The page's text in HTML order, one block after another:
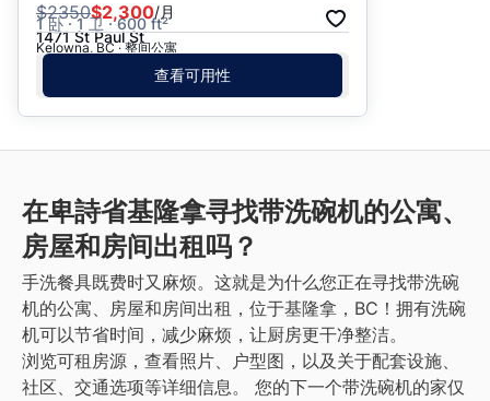
$2350$2,300/月
1 卧 · 1 卫 · 600 ft²
1471 St Paul St
Kelowna, BC · 整间公寓
查看可用性
在卑詩省基隆拿寻找带洗碗机的公寓、
房屋和房间出租吗？
手洗餐具既费时又麻烦。这就是为什么您正在寻找带洗碗
机的公寓、房屋和房间出租，位于基隆拿，BC！拥有洗碗
机可以节省时间，减少麻烦，让厨房更干净整洁。
浏览可租房源，查看照片、户型图，以及关于配套设施、
社区、交通选项等详细信息。
您的下一个带洗碗机的家仅